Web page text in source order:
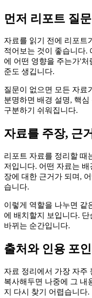
먼저 리포트 질
자료를 읽기 전에 리포트
적어보는 것이 좋습니다.
에 어떤 영향을 주는가'처
준도 생깁니다.
질문이 없으면 모든 자료
분명하면 배경 설명, 핵
구분하기 쉬워집니다.
자료를 주장, 근
리포트 자료를 정리할 때
저입니다. 어떤 자료는
장에 대한 근거가 되며,
습니다.
이렇게 역할을 나누면 같
에 배치할지 보입니다.
바뀌는 순간입니다.
출처와 인용 포
자료 정리에서 가장 자주
복사해두면 나중에 그 내
지 다시 찾기 어렵습니다.